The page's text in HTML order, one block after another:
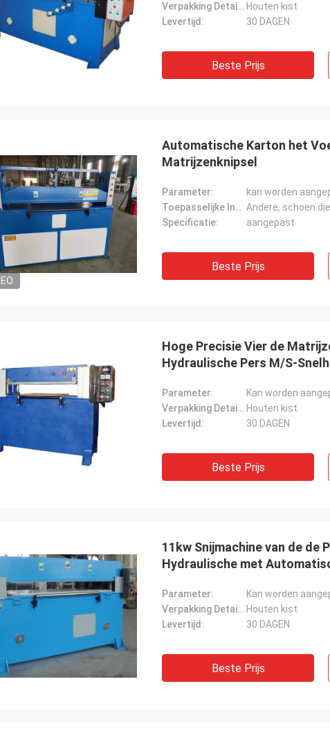
Verpakking Details: Houten kist
Levertijd:
30 DAGEN
Beste Prijs
Automatische Karton het
Matrijzenknipsel
Parameter:
kan worden
Toepasselijke Industrie: Andere, schoen
Specificatie:
aangepast
Beste Prijs
Hoge Precisie Vier de
Hydraulische Pers M/S-
Parameter:
Kan worden
Verpakking Details: Houten kist
Levertijd:
30 DAGEN
Beste Prijs
11kw Snijmachine van de
Hydraulische met
Parameter:
Kan worden
Verpakking Details: Houten kist
Levertijd:
30 DAGEN
Beste Prijs